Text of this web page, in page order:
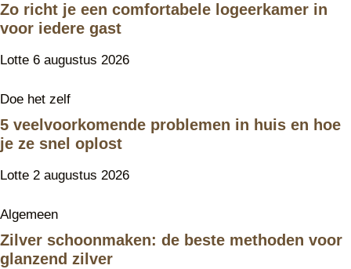
Zo richt je een comfortabele logeerkamer in
voor iedere gast
Lotte 6 augustus 2026
Doe het zelf
5 veelvoorkomende problemen in huis en hoe
je ze snel oplost
Lotte 2 augustus 2026
Algemeen
Zilver schoonmaken: de beste methoden voor
glanzend zilver